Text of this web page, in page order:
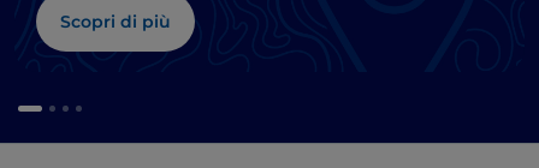
Scopri di più